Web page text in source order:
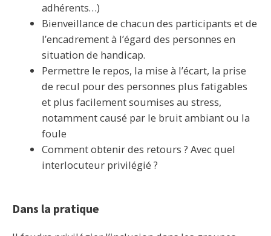
adhérents…)
Bienveillance de chacun des participants et de
l’encadrement à l’égard des personnes en
situation de handicap.
Permettre le repos, la mise à l’écart, la prise
de recul pour des personnes plus fatigables
et plus facilement soumises au stress,
notamment causé par le bruit ambiant ou la
foule
Comment obtenir des retours ? Avec quel
interlocuteur privilégié ?
Dans la pratique